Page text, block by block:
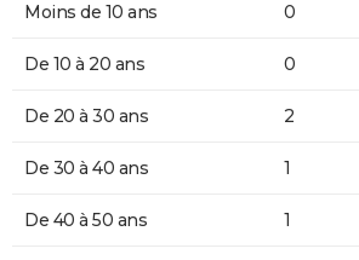
Moins de 10 ans 0
De 10 à 20 ans 0
De 20 à 30 ans 2
De 30 à 40 ans 1
De 40 à 50 ans 1